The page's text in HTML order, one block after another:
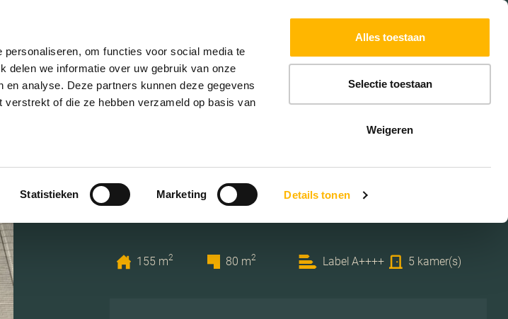
om functies voor social media te
delen we informatie over uw gebruik van onze
analyse. Deze partners kunnen deze gegevens
of die ze hebben verzameld op basis van
Statistieken Marketing Details tonen
Alles toestaan
Selectie toestaan
Weigeren
EXTRA DIENSTEN
Rekwisieten 39
155 m2 80 m2 Label A++++ 5 kamer(s)